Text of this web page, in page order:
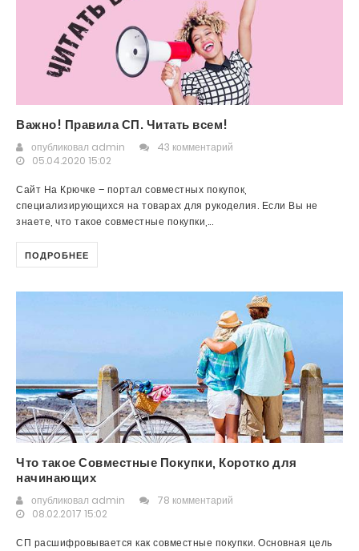
Важно! Правила СП. Читать всем!
опубликовал admin
43 комментарий
05.04.2020 15:02
Сайт На Крючке – портал совместных покупок,
специализирующихся на товарах для рукоделия. Если Вы не
знаете, что такое совместные покупки,...
ПОДРОБНЕЕ
Что такое Совместные Покупки, Коротко для
начинающих
опубликовал admin
78 комментарий
08.02.2017 15:02
СП расшифровывается как совместные покупки. Основная цель